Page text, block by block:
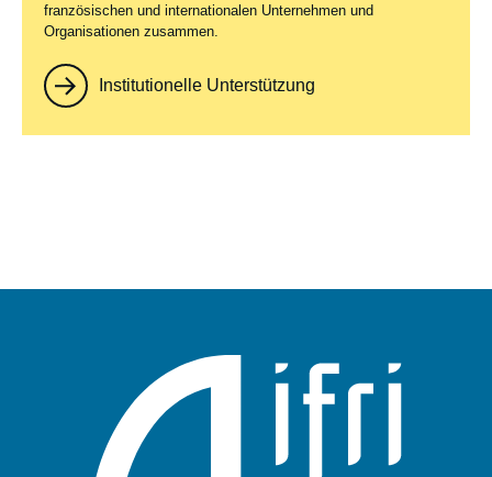
französischen und internationalen Unternehmen und
Organisationen zusammen.
Institutionelle Unterstützung